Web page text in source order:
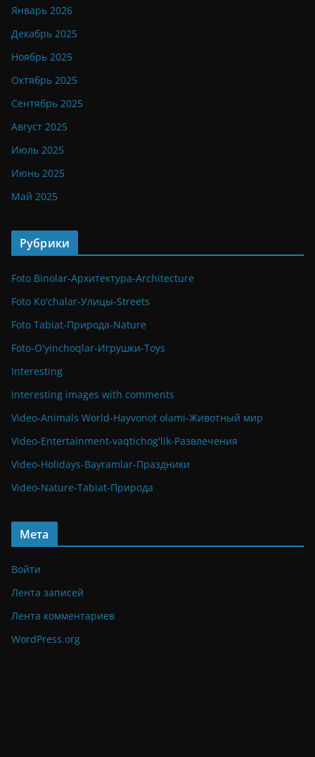
Январь 2026
Декабрь 2025
Ноябрь 2025
Октябрь 2025
Сентябрь 2025
Август 2025
Июль 2025
Июнь 2025
Май 2025
Рубрики
Foto Binolar-Архитектура-Architecture
Foto Ko'chalar-Улицы-Streets
Foto Tabiat-Природа-Nature
Foto-O'yinchoqlar-Игрушки-Toys
Interesting
Interesting images with comments
Video-Animals World-Hayvonot olami-Животный мир
Video-Entertainment-vaqtichog'lik-Развлечения
Video-Holidays-Bayramlar-Праздники
Video-Nature-Tabiat-Природа
Мета
Войти
Лента записей
Лента комментариев
WordPress.org